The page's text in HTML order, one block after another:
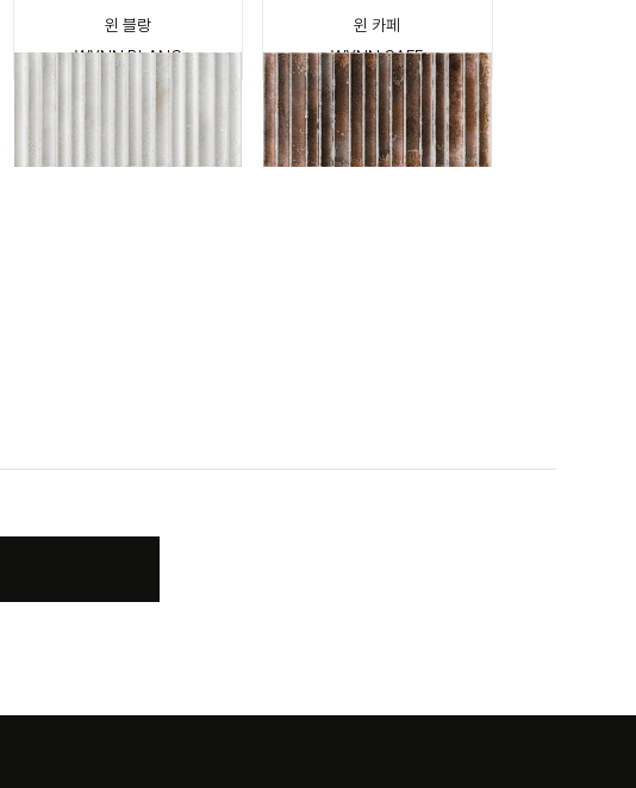
윈 블랑
WYNN BLANC
윈 카페
WYNN CAFE